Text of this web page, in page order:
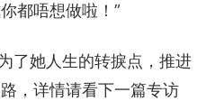
都唔想做啦！”
了她人生的转捩点，推进
，详情请看下一篇专访